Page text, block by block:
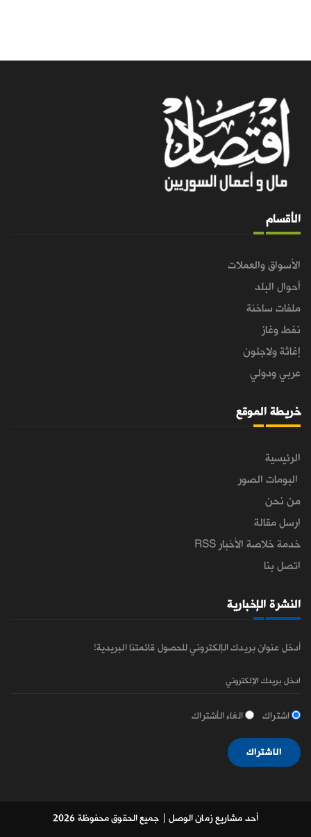
الأقسام
الأسواق والعملات
أحوال البلد
ملفات ساخنة
نفط وغاز
إغاثة ولاجئون
عربي ودولي
خريطة الموقع
الرئيسية
البومات الصور
من نحن
ارسل مقالة
خدمة خلاصة الأخبار RSS
اتصل بنا
النشرة الإخبارية
أدخل عنوان بريدك الإلكتروني للحصول قائمتنا البريدية!
اشتراك الغاء الأشتراك
الاشتراك
أحد مشاريع زمان الوصل | جميع الحقوق محفوظة 2026